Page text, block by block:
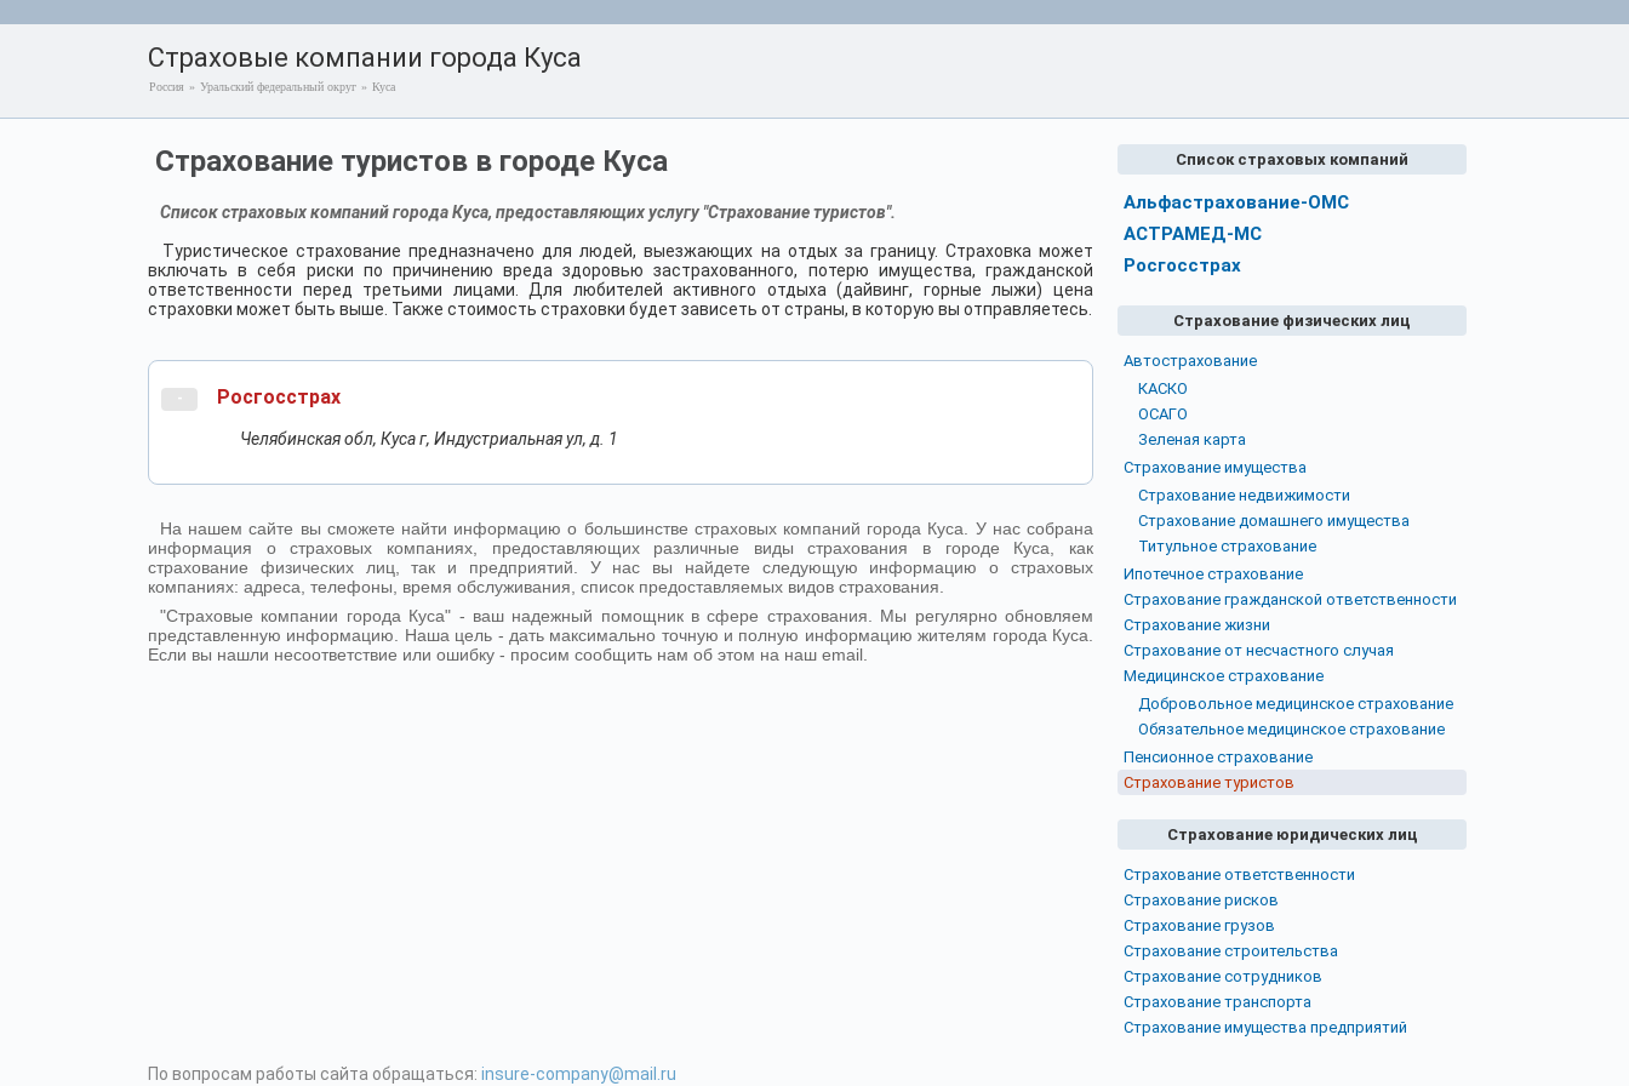
Страховые компании города Куса
Россия » Уральский федеральный округ » Куса
Страхование туристов в городе Куса
Список страховых компаний города Куса, предоставляющих услугу "Страхование туристов".
Туристическое страхование предназначено для людей, выезжающих на отдых за границу. Страховка может
включать в себя риски по причинению вреда здоровью застрахованного, потерю имущества, гражданской
ответственности перед третьими лицами. Для любителей активного отдыха (дайвинг, горные лыжи) цена
страховки может быть выше. Также стоимость страховки будет зависеть от страны, в которую вы отправляетесь.
- Росгосстрах
Челябинская обл, Куса г, Индустриальная ул, д. 1
На нашем сайте вы сможете найти информацию о большинстве страховых компаний города Куса. У нас собрана
информация о страховых компаниях, предоставляющих различные виды страхования в городе Куса, как
страхование физических лиц, так и предприятий. У нас вы найдете следующую информацию о страховых
компаниях: адреса, телефоны, время обслуживания, список предоставляемых видов страхования.
"Страховые компании города Куса" - ваш надежный помощник в сфере страхования. Мы регулярно обновляем
представленную информацию. Наша цель - дать максимально точную и полную информацию жителям города Куса.
Если вы нашли несоответствие или ошибку - просим сообщить нам об этом на наш email.
Список страховых компаний
Альфастрахование-ОМС
АСТРАМЕД-МС
Росгосстрах
Страхование физических лиц
Автострахование
КАСКО
ОСАГО
Зеленая карта
Страхование имущества
Страхование недвижимости
Страхование домашнего имущества
Титульное страхование
Ипотечное страхование
Страхование гражданской ответственности
Страхование жизни
Страхование от несчастного случая
Медицинское страхование
Добровольное медицинское страхование
Обязательное медицинское страхование
Пенсионное страхование
Страхование туристов
Страхование юридических лиц
Страхование ответственности
Страхование рисков
Страхование грузов
Страхование строительства
Страхование сотрудников
Страхование транспорта
Страхование имущества предприятий
По вопросам работы сайта обращаться: insure-company@mail.ru